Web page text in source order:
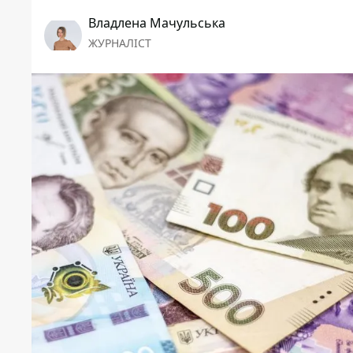
Владлена Мачульська
ЖУРНАЛІСТ